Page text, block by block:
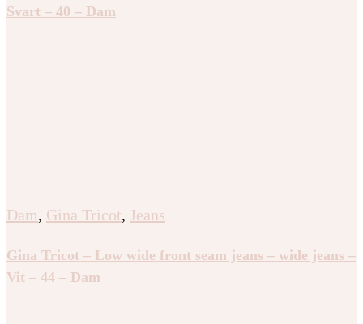
Svart – 40 – Dam
Dam, Gina Tricot, Jeans
Gina Tricot – Low wide front seam jeans – wide jeans –
Vit – 44 – Dam